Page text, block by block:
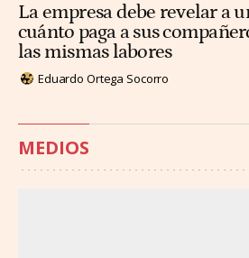
La empresa debe revelar a
cuánto paga a sus
las mismas labores
Eduardo Ortega Socorro
MEDIOS